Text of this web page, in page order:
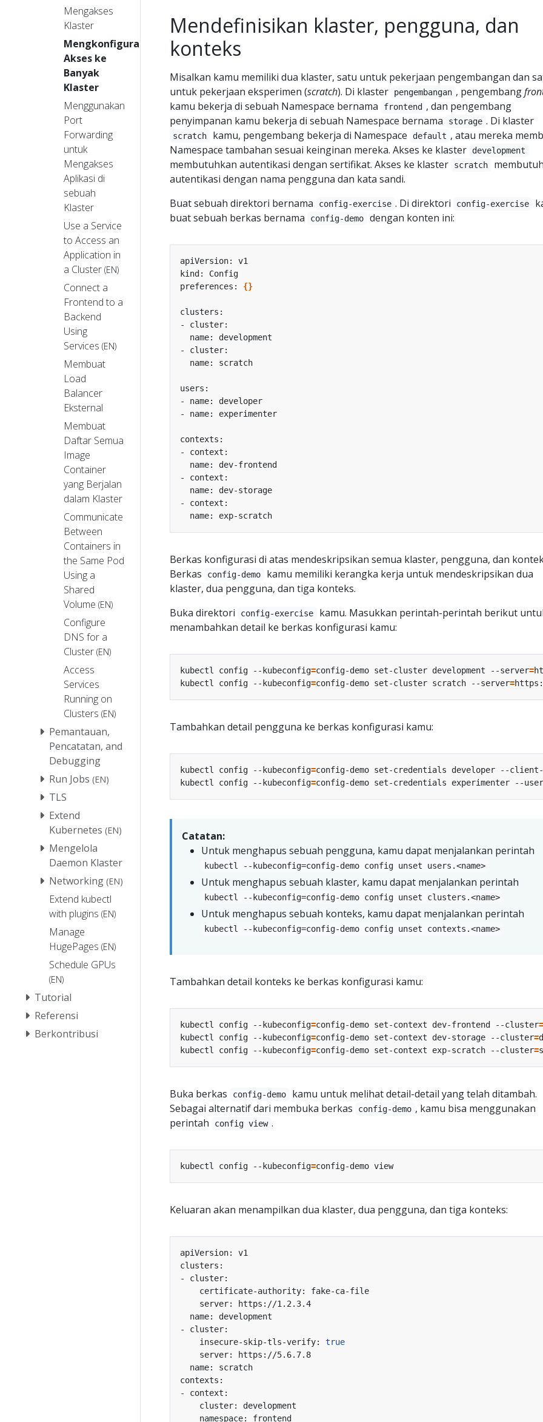
Mengakses
Klaster
Mengkonfigurasi
Akses ke
Banyak
Klaster
Menggunakan
Port
Forwarding
untuk
Mengakses
Aplikasi di
sebuah
Klaster
Use a Service
to Access an
Application in
a Cluster (EN)
Connect a
Frontend to a
Backend
Using
Services (EN)
Membuat
Load
Balancer
Eksternal
Membuat
Daftar Semua
Image
Container
yang Berjalan
dalam Klaster
Communicate
Between
Containers in
the Same Pod
Using a
Shared
Volume (EN)
Configure
DNS for a
Cluster (EN)
Access
Services
Running on
Clusters (EN)
Pemantauan,
Pencatatan, and
Debugging
Run Jobs (EN)
TLS
Extend
Kubernetes (EN)
Mengelola
Daemon Klaster
Networking (EN)
Extend kubectl
with plugins (EN)
Manage
HugePages (EN)
Schedule GPUs
(EN)
Tutorial
Referensi
Berkontribusi
Mendefinisikan klaster, pengguna, dan
konteks
Misalkan kamu memiliki dua klaster, satu untuk pekerjaan pengembangan dan
untuk pekerjaan eksperimen (scratch). Di klaster pengembangan , pengembang
kamu bekerja di sebuah Namespace bernama
frontend , dan pengembang
penyimpanan kamu bekerja di sebuah Namespace bernama
storage . Di klaster
scratch kamu, pengembang bekerja di Namespace default , atau mereka
Namespace tambahan sesuai keinginan mereka. Akses ke klaster
development
membutuhkan autentikasi dengan sertifikat. Akses ke klaster scratch
autentikasi dengan nama pengguna dan kata sandi.
Buat sebuah direktori bernama
config-exercise . Di direktori config-exercise
buat sebuah berkas bernama
config-demo dengan konten ini:
preferences: {}
Berkas konfigurasi di atas mendeskripsikan semua klaster, pengguna, dan
Berkas
config-demo
kamu memiliki kerangka kerja untuk mendeskripsikan dua
klaster, dua pengguna, dan tiga konteks.
Buka direktori
config-exercise
kamu. Masukkan perintah-perintah berikut
menambahkan detail ke berkas konfigurasi kamu:
kubectl config --kubeconfig=config-demo set-cluster development --server=
kubectl config --kubeconfig=config-demo set-cluster scratch --server=
Tambahkan detail pengguna ke berkas konfigurasi kamu:
kubectl config --kubeconfig=config-demo set-credentials developer --
kubectl config --kubeconfig=config-demo set-credentials experimenter --
Catatan:
Untuk menghapus sebuah pengguna, kamu dapat menjalankan perintah
kubectl --kubeconfig=config-demo config unset users.<name>
Untuk menghapus sebuah klaster, kamu dapat menjalankan perintah
kubectl --kubeconfig=config-demo config unset clusters.<name>
Untuk menghapus sebuah konteks, kamu dapat menjalankan perintah
kubectl --kubeconfig=config-demo config unset contexts.<name>
Tambahkan detail konteks ke berkas konfigurasi kamu:
kubectl config --kubeconfig=config-demo set-context dev-frontend --cluster=
kubectl config --kubeconfig=config-demo set-context dev-storage --cluster=
kubectl config --kubeconfig=config-demo set-context exp-scratch --cluster=
Buka berkas config-demo
kamu untuk melihat detail-detail yang telah ditambah.
Sebagai alternatif dari membuka berkas
config-demo , kamu bisa menggunakan
perintah
config view .
kubectl config --kubeconfig=
Keluaran akan menampilkan dua klaster, dua pengguna, dan tiga konteks:
    insecure-skip-tls-verify:
true